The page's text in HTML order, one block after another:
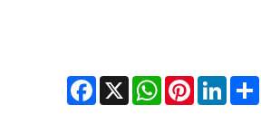
Facebook X
WhatsAppPinterestLinkedInShare